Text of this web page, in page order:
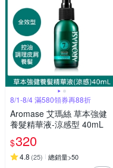
8/1-8/4 滿580領券再88折
Aromase 艾瑪絲 草本強健
養髮精華液-涼感型 40mL
$320
4.8 (25) 總銷量>50